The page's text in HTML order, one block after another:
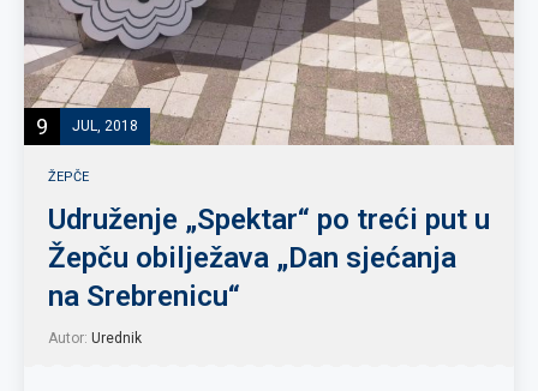
9 JUL, 2018
ŽEPČE
Udruženje „Spektar“ po treći put u
Žepču obilježava „Dan sjećanja
na Srebrenicu“
Autor: Urednik